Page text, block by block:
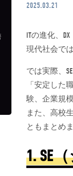
2025.03.21
ITの進化、
現代社会で
では実際、
「安定した
験、企業規
また、高校
ともまとめ
1. SE